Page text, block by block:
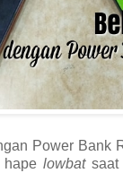
Power Bank
hape lowbatsaat